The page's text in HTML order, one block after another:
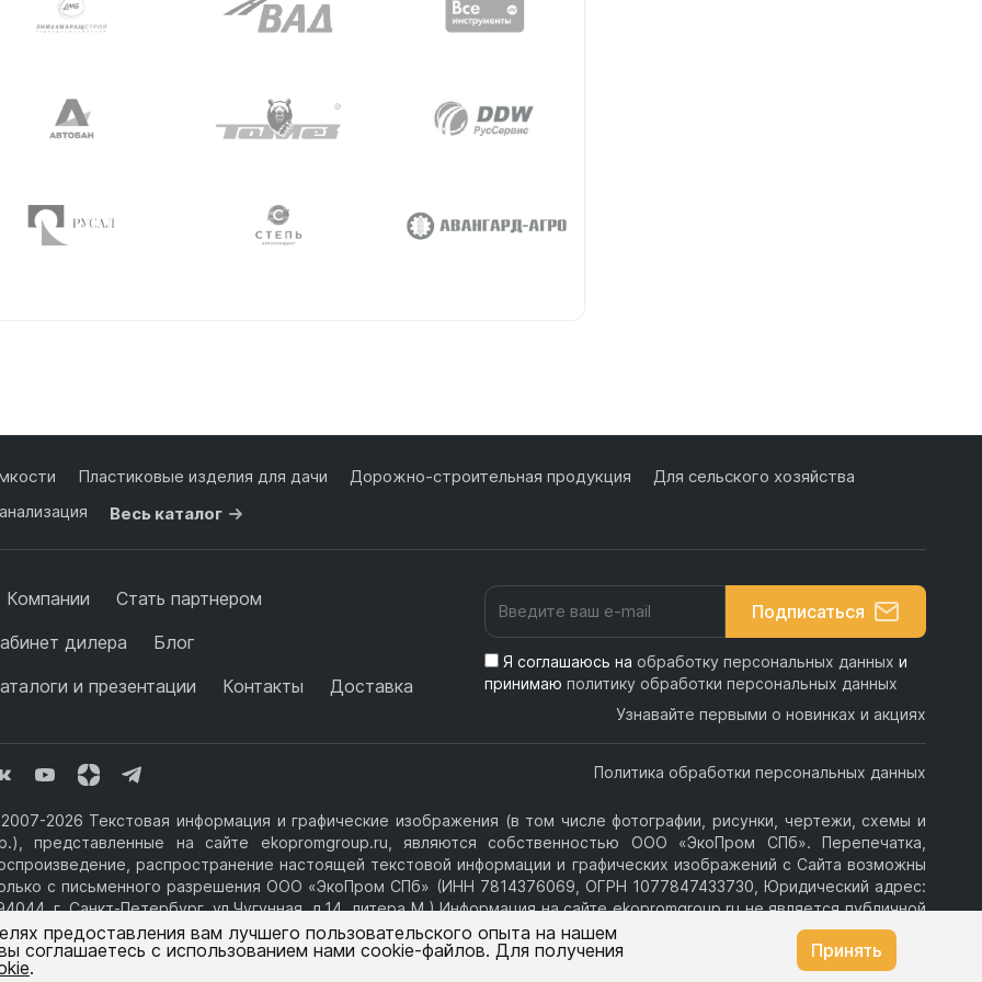
Пластиковые изделия для дачи Дорожно-строительная продукция
Для сельского хозяйства
Весь каталог
Компании
Стать партнером
дилера
Блог
и презентации
Контакты Доставка
Подписаться
Я соглашаюсь на обработку персональных данных и
принимаю политику обработки персональных данных
Узнавайте первыми о новинках и акциях
Политика обработки персональных данных
2026 Текстовая информация и графические изображения (в том числе фотографии, рисунки, чертежи, схемы и
представленные на сайте ekopromgroup.ru, являются собственностью ООО «ЭкоПром СПб». Перепечатка,
распространение настоящей текстовой информации и графических изображений с Сайта возможны
с письменного разрешения ООО «ЭкоПром СПб» (ИНН 7814376069, ОГРН 1077847433730, Юридический адрес:
г. Санкт-Петербург, ул.Чугунная, д.14, литера М.) Информация на сайте ekopromgroup.ru не является публичной
предоставления вам лучшего пользовательского опыта на нашем
соглашаетесь с использованием нами cookie-файлов. Для получения
.
Принять